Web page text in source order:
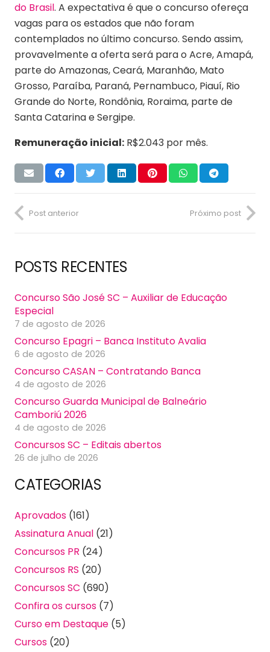
do Brasil. A expectativa é que o concurso ofereça
vagas para os estados que não foram
contemplados no último concurso. Sendo assim,
provavelmente a oferta será para o Acre, Amapá,
parte do Amazonas, Ceará, Maranhão, Mato
Grosso, Paraíba, Paraná, Pernambuco, Piauí, Rio
Grande do Norte, Rondônia, Roraima, parte de
Santa Catarina e Sergipe.
Remuneração inicial: R$2.043 por mês.
Post anterior Próximo post
POSTS RECENTES
Concurso São José SC – Auxiliar de Educação
Especial
7 de agosto de 2026
Concurso Epagri – Banca Instituto Avalia
6 de agosto de 2026
Concurso CASAN – Contratando Banca
4 de agosto de 2026
Concurso Guarda Municipal de Balneário
Camboriú 2026
4 de agosto de 2026
Concursos SC – Editais abertos
26 de julho de 2026
CATEGORIAS
Aprovados (161)
Assinatura Anual (21)
Concursos PR (24)
Concursos RS (20)
Concursos SC (690)
Confira os cursos (7)
Curso em Destaque (5)
Cursos (20)